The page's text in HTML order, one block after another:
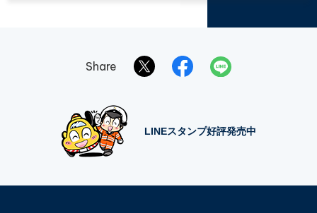
Share
LINEスタンプ好評発売中